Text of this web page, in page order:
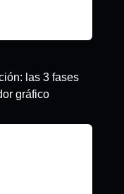
las 3 fases
gráfico